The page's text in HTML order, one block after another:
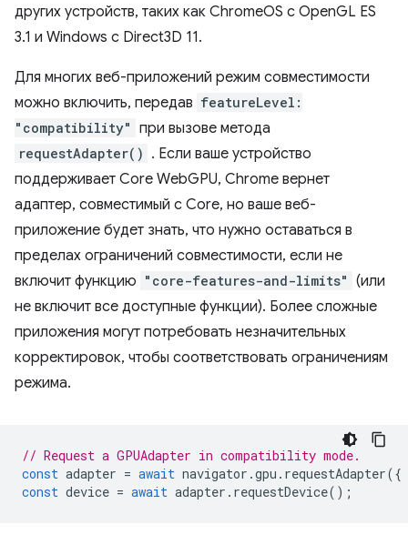
других устройств, таких как ChromeOS с OpenGL ES
3.1 и Windows с Direct3D 11.
Для многих веб-приложений режим совместимости
можно включить, передав featureLevel:
"compatibility" при вызове метода
requestAdapter() . Если ваше устройство
поддерживает Core WebGPU, Chrome вернет
адаптер, совместимый с Core, но ваше веб-
приложение будет знать, что нужно оставаться в
пределах ограничений совместимости, если не
включит функцию "core-features-and-limits" (или
не включит все доступные функции). Более сложные
приложения могут потребовать незначительных
корректировок, чтобы соответствовать ограничениям
режима.
// Request a GPUAdapter in compatibility mode.
const adapter = await navigator .gpu . requestAdapter({
const device = await adapter . requestDevice();